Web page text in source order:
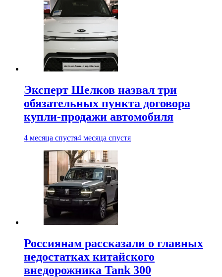
Эксперт Шелков назвал три
обязательных пункта договора
купли-продажи автомобиля
4 месяца спустя4 месяца спустя
Россиянам рассказали о главных
недостатках китайского
внедорожника Tank 300